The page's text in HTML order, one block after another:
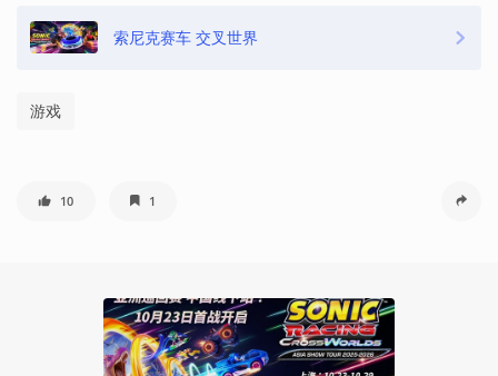
索尼克赛车 交叉世界
游戏
10 1